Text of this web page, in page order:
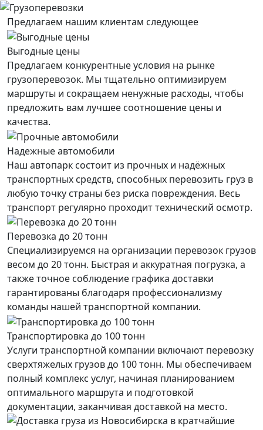
Предлагаем нашим клиентам следующее
Выгодные цены
Предлагаем конкурентные условия на рынке
грузоперевозок. Мы тщательно оптимизируем
маршруты и сокращаем ненужные расходы, чтобы
предложить вам лучшее соотношение цены и
качества.
Надежные автомобили
Наш автопарк состоит из прочных и надёжных
транспортных средств, способных перевозить груз в
любую точку страны без риска повреждения. Весь
транспорт регулярно проходит технический осмотр.
Перевозка до 20 тонн
Специализируемся на организации перевозок грузов
весом до 20 тонн. Быстрая и аккуратная погрузка, а
также точное соблюдение графика доставки
гарантированы благодаря профессионализму
команды нашей транспортной компании.
Транспортировка до 100 тонн
Услуги транспортной компании включают перевозку
сверхтяжелых грузов до 100 тонн. Мы обеспечиваем
полный комплекс услуг, начиная планированием
оптимального маршрута и подготовкой
документации, заканчивая доставкой на место.